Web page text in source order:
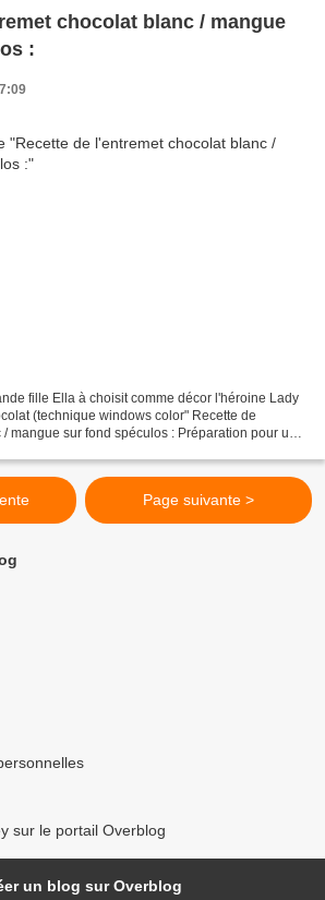
chocolat blanc / mangue
:
fille Ella à choisit comme décor l'héroine Lady
(technique windows color" Recette de
/ mangue sur fond spéculos : Préparation pour un
Page suivante >
sur le portail Overblog
un blog sur Overblog